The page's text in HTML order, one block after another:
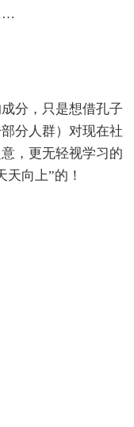
分，只是想借孔子
分人群）对现在社
，更无轻视学习的
向上”的！